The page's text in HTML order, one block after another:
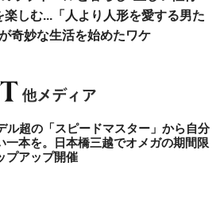
楽しむ...「人より人形を愛する男た
奇妙な生活を始めたワケ
ル超の「スピードマスター」から自分
一本を。日本橋三越でオメガの期間限
プアップ開催